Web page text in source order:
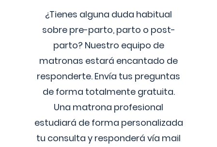
¿Tienes alguna duda habitual
sobre pre-parto, parto o post-
parto? Nuestro equipo de
matronas estará encantado de
responderte. Envía tus preguntas
de forma totalmente gratuita.
Una matrona profesional
estudiará de forma personalizada
tu consulta y responderá vía mail